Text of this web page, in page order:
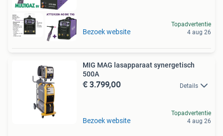
Bezoek website
Topadvertentie
4 aug 26
MIG MAG lasapparaat synergetisch
500A
€ 3.799,00 Details
Bezoek website
Topadvertentie
4 aug 26